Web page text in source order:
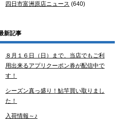
四日市富洲原店ニュース (640)
新記事
８月１６日（日）まで、当店でもご利
用出来るアプリクーポン券が配信中で
す！
シーズン真っ盛り！鮎竿買い取りまし
た！
入荷情報～♪